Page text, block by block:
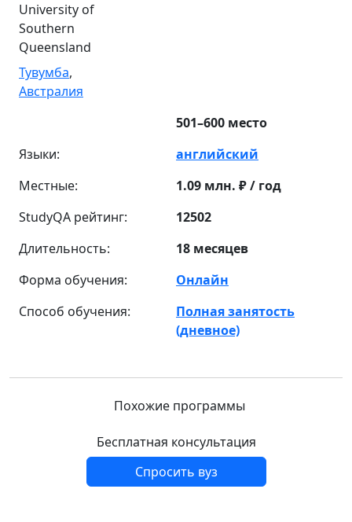
University of
Southern
Queensland
Тувумба,
Австралия
501–600 место
Языки:
английский
Местные:
1.09 млн. ₽ / год
StudyQA рейтинг:
12502
Длительность:
18 месяцев
Форма обучения:
Онлайн
Способ обучения:
Полная занятость
(дневное)
Похожие программы
Бесплатная консультация
Спросить вуз